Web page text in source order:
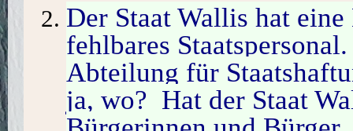
Der Staat Wallis hat
fehlbares
Abteilung für
ja, wo? Hat der Staat